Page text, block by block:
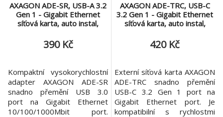
AXAGON ADE-SR, USB-A 3.2
Gen 1 - Gigabit Ethernet
síťová karta, auto instal,
390 Kč
Kompaktní vysokorychlostní
adapter AXAGON ADE-SR
snadno přemění USB 3.0
port na Gigabit Ethernet
10/100/1000Mbit port.
AXAGON ADE-TRC, USB-C
3.2 Gen 1 - Gigabit Ethernet
síťová karta, auto instal,
420 Kč
Externí síťová karta AXAGON
ADE-TRC snadno přemění
USB-C 3.2 Gen 1 port na
Gigabit Ethernet port. Je
kompatibilní s rychlostmi